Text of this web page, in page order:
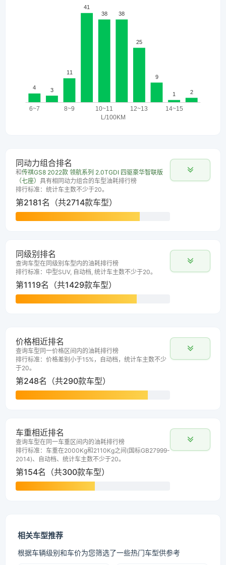
同动力组合排名
和传祺GS8 2022款 领航系列 2.0TGDI 四驱豪华智联版
（七座） 具有相同动力组合的车型油耗排行榜
排行标准：统计车主数不少于20。
第2181名（共2714款车型）
同级别排名
查询车型在同级别车型内的油耗排行榜
排行标准：中型SUV, 自动档, 统计车主数不少于20。
第1119名（共1429款车型）
价格相近排名
查询车型同一价格区间内的油耗排行榜
排行标准：价格差别小于15%，自动档，统计车主数不少
于20。
第248名（共290款车型）
车重相近排名
查询车型在同一车重区间内的油耗排行榜
排行标准：车重在2000Kg和2110Kg之间(国标GB27999-
2014)、自动档、统计车主数不少于20。
第154名（共300款车型）
相关车型推荐
根据车辆级别和车价为您筛选了一些热门车型供参考